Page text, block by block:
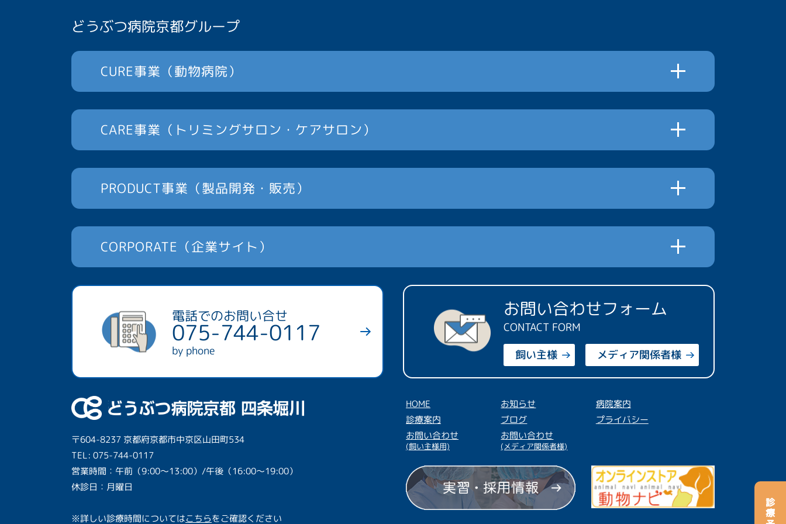
どうぶつ病院京都グループ
CURE事業（動物病院）
CARE事業 （トリミングサロン・ケアサロン）
PRODUCT事業（製品開発・販売）
CORPORATE（企業サイト）
電話でのお問い合せ
075-744-0117
by phone
お問い合わせフォーム
CONTACT FORM
飼い主様
メディア関係者様
〒604-8237 京都府京都市中京区山田町534
TEL: 075-744-0117
営業時間：午前（9:00〜13:00）/午後（16:00〜19:00）
休診日：月曜日
※詳しい診療時間についてはこちらをご確認ください
HOME お知らせ
病院案内
診療案内
ブログ
プライバシー
お問い合わせ
(飼い主様用)
お問い合わせ
(メディア関係者様)